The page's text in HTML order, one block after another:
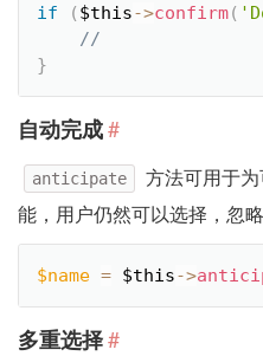
if ( $this->confirm(
}
自动完成#
anticipate
方法可用于
能，用户仍然可以选择，忽
$name = $this->
多重选择#